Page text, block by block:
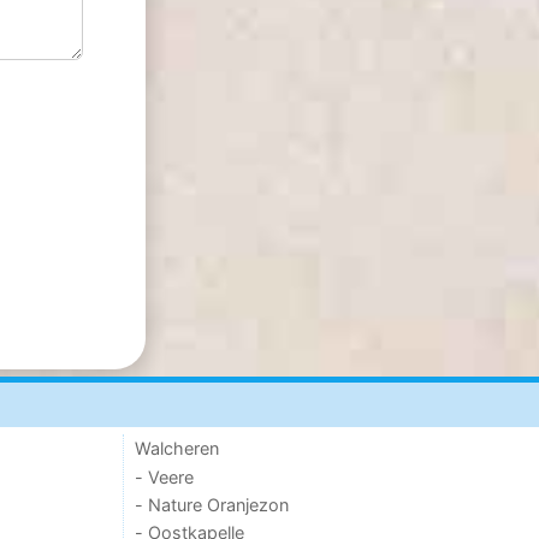
Walcheren
- Veere
- Nature Oranjezon
- Oostkapelle